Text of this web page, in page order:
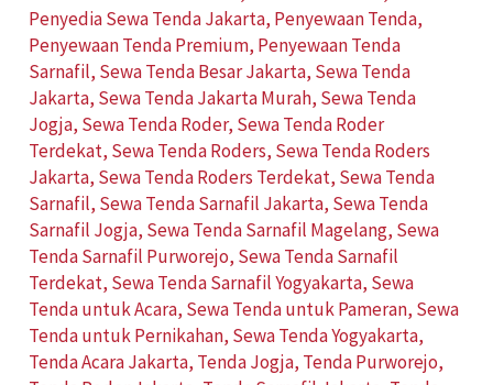
Penyedia Sewa Tenda Jakarta, Penyewaan Tenda,
Penyewaan Tenda Premium, Penyewaan Tenda
Sarnafil, Sewa Tenda Besar Jakarta, Sewa Tenda
Jakarta, Sewa Tenda Jakarta Murah, Sewa Tenda
Jogja, Sewa Tenda Roder, Sewa Tenda Roder
Terdekat, Sewa Tenda Roders, Sewa Tenda Roders
Jakarta, Sewa Tenda Roders Terdekat, Sewa Tenda
Sarnafil, Sewa Tenda Sarnafil Jakarta, Sewa Tenda
Sarnafil Jogja, Sewa Tenda Sarnafil Magelang, Sewa
Tenda Sarnafil Purworejo, Sewa Tenda Sarnafil
Terdekat, Sewa Tenda Sarnafil Yogyakarta, Sewa
Tenda untuk Acara, Sewa Tenda untuk Pameran, Sewa
Tenda untuk Pernikahan, Sewa Tenda Yogyakarta,
Tenda Acara Jakarta, Tenda Jogja, Tenda Purworejo,